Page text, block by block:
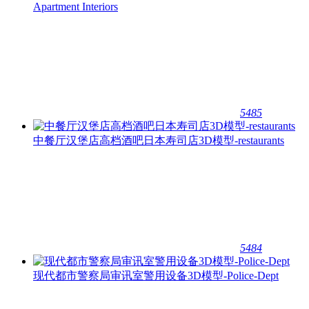
Apartment Interiors
5485
中餐厅汉堡店高档酒吧日本寿司店3D模型-restaurants
5484
现代都市警察局审讯室警用设备3D模型-Police-Dept